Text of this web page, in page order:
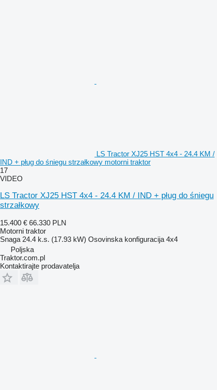
LS Tractor XJ25 HST 4x4 - 24.4 KM /
IND + pług do śniegu strzałkowy motorni traktor
17
VIDEO
LS Tractor XJ25 HST 4x4 - 24.4 KM / IND + pług do śniegu
strzałkowy
15.400 € 66.330 PLN
Motorni traktor
Snaga 24.4 k.s. (17.93 kW) Osovinska konfiguracija 4x4
Poljska
Traktor.com.pl
Kontaktirajte prodavatelja